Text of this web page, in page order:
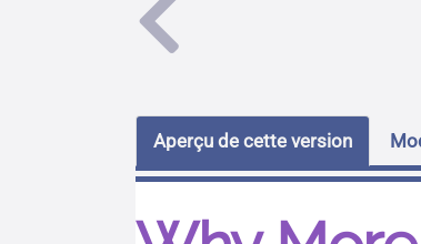
Aperçu de cette version